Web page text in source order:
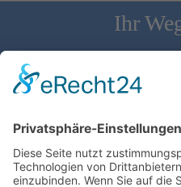
Ihr
Schloss Bürgeln, 79418
Mail:
Wir benötigen Ihre
Google Maps-